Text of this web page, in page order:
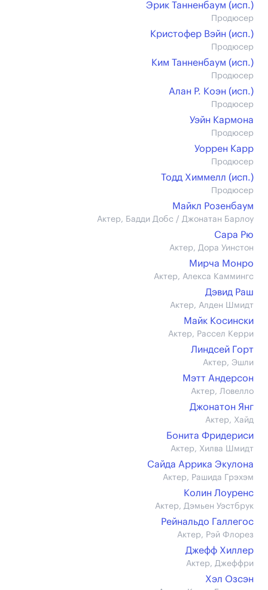
Эрик Танненбаум (иcп.)
Продюсер
Кристофер Вэйн (иcп.)
Продюсер
Ким Танненбаум (иcп.)
Продюсер
Алан Р. Коэн (иcп.)
Продюсер
Уэйн Кармона
Продюсер
Уоррен Карр
Продюсер
Тодд Химмелл (иcп.)
Продюсер
Майкл Розенбаум
Актер, Бадди Добс / Джонатан Барлоу
Сара Рю
Актер, Дора Уинстон
Мирча Монро
Актер, Алекса Каммингс
Дэвид Раш
Актер, Алден Шмидт
Майк Косински
Актер, Рассел Керри
Линдсей Горт
Актер, Эшли
Мэтт Андерсон
Актер, Ловелло
Джонатон Янг
Актер, Хайд
Бонита Фридериси
Актер, Хилва Шмидт
Сайда Аррика Экулона
Актер, Рашида Грэхэм
Колин Лоуренс
Актер, Дэмьен Уэстбрук
Рейнальдо Галлегос
Актер, Рэй Флорез
Джефф Хиллер
Актер, Джеффри
Хэл Озсэн